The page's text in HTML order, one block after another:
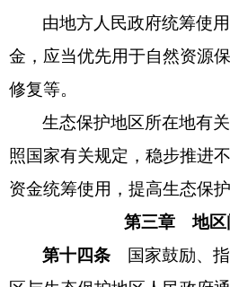
由地方人民政府统筹使
金，应当优先用于自然资源
修复等。
生态保护地区所在地有
照国家有关规定，稳步推进
资金统筹使用，提高生态保护
第三章 地区
第十四条 国家鼓励、